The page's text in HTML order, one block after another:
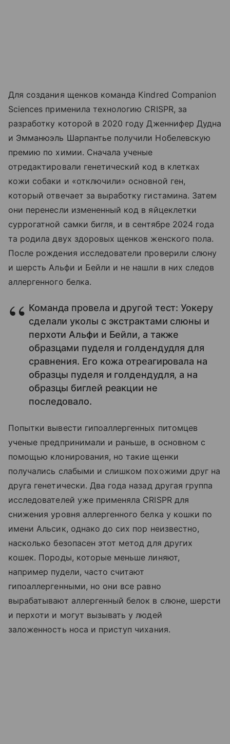
Для создания щенков команда Kindred Companion
Sciences применила технологию CRISPR, за
разработку которой в 2020 году Дженнифер Дудна
и Эмманюэль Шарпантье получили Нобелевскую
премию по химии. Сначала ученые
отредактировали генетический код в клетках
кожи собаки и «отключили» основной ген,
который отвечает за выработку гистамина. Затем
они перенесли измененный код в яйцеклетки
суррогатной самки бигля, и в сентябре 2024 года
та родила двух здоровых щенков женского пола.
После рождения исследователи проверили слюну
и шерсть Альфи и Бейли и не нашли в них следов
аллергенного белка.
Команда провела и другой тест: Уокеру
сделали уколы с экстрактами слюны и
перхоти Альфи и Бейли, а также
образцами пуделя и голдендудля для
сравнения. Его кожа отреагировала на
образцы пуделя и голдендудля, а на
образцы биглей реакции не
последовало.
Попытки вывести гипоаллергенных питомцев
ученые предпринимали и раньше, в основном с
помощью клонирования, но такие щенки
получались слабыми и слишком похожими друг на
друга генетически. Два года назад другая группа
исследователей уже применяла CRISPR для
снижения уровня аллергенного белка у кошки по
имени Альсик, однако до сих пор неизвестно,
насколько безопасен этот метод для других
кошек. Породы, которые меньше линяют,
например пудели, часто считают
гипоаллергенными, но они все равно
вырабатывают аллергенный белок в слюне, шерсти
и перхоти и могут вызывать у людей
заложенность носа и приступ чихания.